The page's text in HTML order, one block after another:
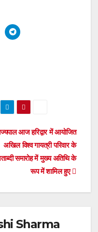
आज हरिद्वार में आयोजित
अखिल विश्व गायत्री परिवार के
समारोह में मुख्य अतिथि के
रूप में शामिल हुए
Sharma